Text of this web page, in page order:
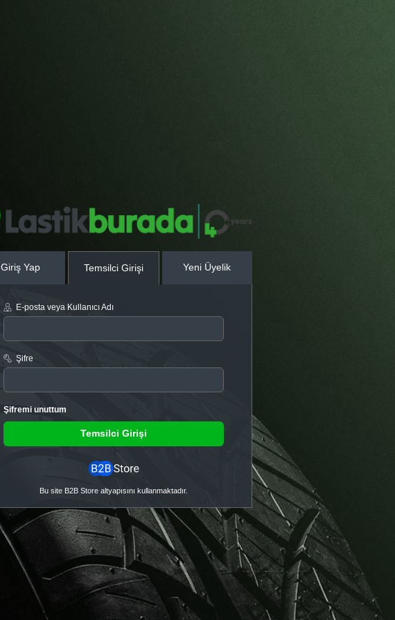
Giriş Yap Temsilci Girişi Yeni Üyelik
E-posta veya Kullanıcı Adı
Şifre
Şifremi unuttum
Temsilci Girişi
Bu site B2B Store altyapısını kullanmaktadır.